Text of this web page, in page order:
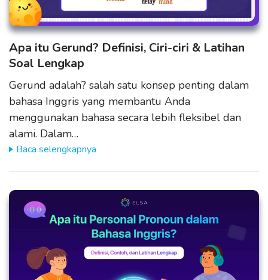
Apa itu Gerund? Definisi, Ciri-ciri & Latihan
Soal Lengkap
Gerund adalah? salah satu konsep penting dalam
bahasa Inggris yang membantu Anda
menggunakan bahasa secara lebih fleksibel dan
alami. Dalam…
Baca selengkapnya